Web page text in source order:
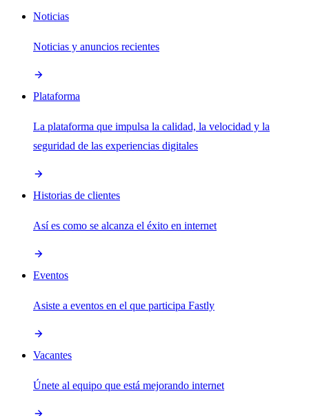
Noticias
Noticias y anuncios recientes
Plataforma
La plataforma que impulsa la calidad, la velocidad y la
seguridad de las experiencias digitales
Historias de clientes
Así es como se alcanza el éxito en internet
Eventos
Asiste a eventos en el que participa Fastly
Vacantes
Únete al equipo que está mejorando internet